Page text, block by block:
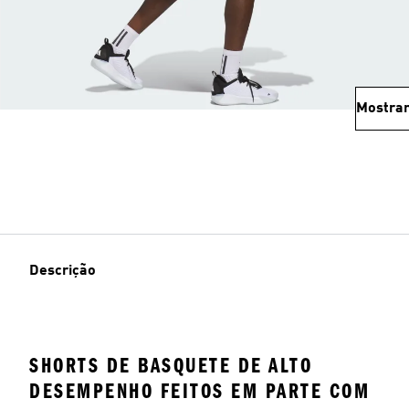
Descrição
SHORTS DE BASQUETE DE ALTO
DESEMPENHO FEITOS EM PARTE COM